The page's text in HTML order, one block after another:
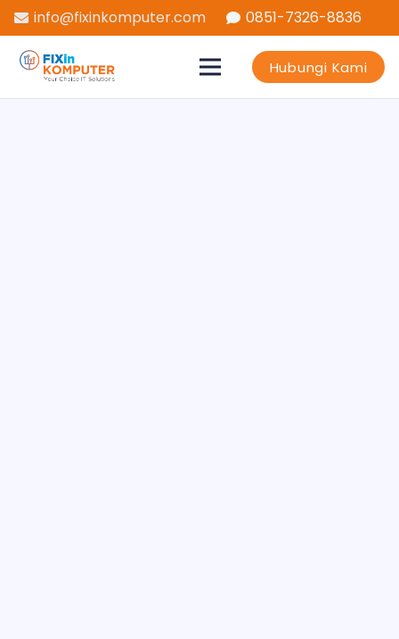
info@fixinkomputer.com 0851-7326-8836
Hubungi Kami